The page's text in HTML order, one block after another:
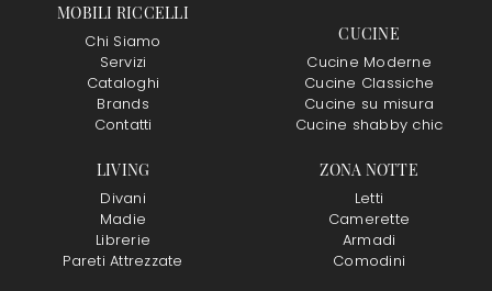
MOBILI RICCELLI
Chi Siamo
Servizi
Cataloghi
Brands
Contatti
CUCINE
Cucine Moderne
Cucine Classiche
Cucine su misura
Cucine shabby chic
LIVING
Divani
Madie
Librerie
Pareti Attrezzate
ZONA NOTTE
Letti
Camerette
Armadi
Comodini